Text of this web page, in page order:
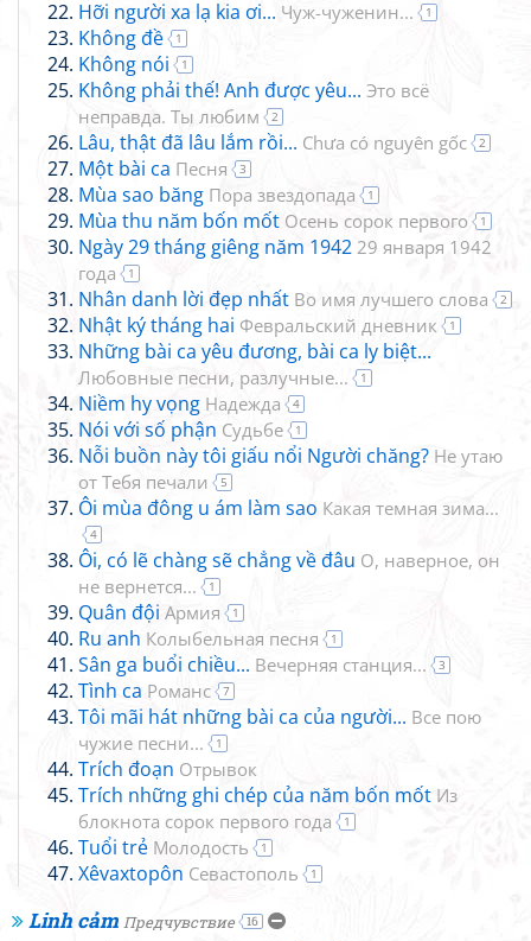
Hỡi người xa lạ kia ơi... Чуж-чуженин... 1
Không đề 1
Không nói 1
Không phải thế! Anh được yêu... Это всё
неправда. Ты любим
2
Lâu, thật đã lâu lắm rồi... Chưa có nguyên gốc 2
Một bài ca Песня 3
Mùa sao băng Пора звездопада 1
Mùa thu năm bốn mốt Осень сорок первого 1
Ngày 29 tháng giêng năm 1942 29 января 1942
года
1
Nhân danh lời đẹp nhất Во имя лучшего слова 2
Nhật ký tháng hai Февральский дневник 1
Những bài ca yêu đương, bài ca ly biệt...
Любовные песни, разлучные... 1
Niềm hy vọng Надежда 4
Nói với số phận Судьбе 1
Nỗi buồn này tôi giấu nổi Người chăng? Не утаю
от Тебя печали
5
Ôi mùa đông u ám làm sao Какая темная зима...
4
Ôi, có lẽ chàng sẽ chẳng về đâu О, наверное, он
не вернется...
1
Quân đội Армия 1
Ru anh Колыбельная песня 1
Sân ga buổi chiều... Вечерняя станция... 3
Tình ca Романс 7
Tôi mãi hát những bài ca của người... Все пою
чужие песни...
1
Trích đoạn Отрывок
Trích những ghi chép của năm bốn mốt Из
блокнота сорок первого года
1
Tuổi trẻ Молодость 1
Xêvaxtopôn Севастополь 1
Linh cảm Предчувствие 16